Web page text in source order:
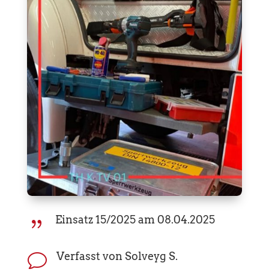
{ Einsatz 15/2025 am 08.04.2025
v Verfasst von Solveyg S.